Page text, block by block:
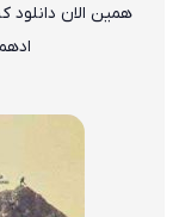
همین الان